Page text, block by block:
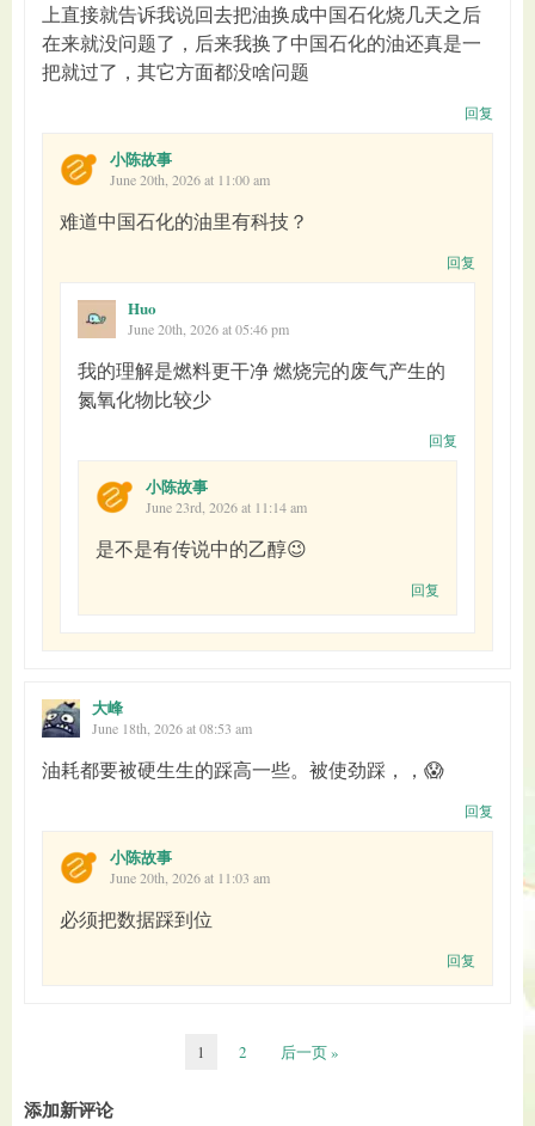
上直接就告诉我说回去把油换成中国石化烧几天之后
在来就没问题了，后来我换了中国石化的油还真是一
把就过了，其它方面都没啥问题
回复
小陈故事
June 20th, 2026 at 11:00 am
难道中国石化的油里有科技？
回复
Huo
June 20th, 2026 at 05:46 pm
我的理解是燃料更干净 燃烧完的废气产生的
氮氧化物比较少
回复
小陈故事
June 23rd, 2026 at 11:14 am
是不是有传说中的乙醇😉
回复
大峰
June 18th, 2026 at 08:53 am
油耗都要被硬生生的踩高一些。被使劲踩，，😱
回复
小陈故事
June 20th, 2026 at 11:03 am
必须把数据踩到位
回复
1 2 后一页 »
添加新评论